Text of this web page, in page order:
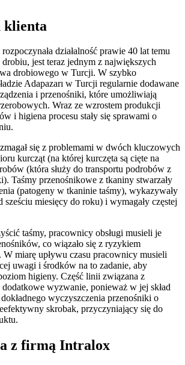
klienta
działalność prawie 40 lat temu
jest teraz jednym z największych
drobiowego w Turcji. W szybko
Adapazarı w Turcji regularnie dodawane
i przenośniki, które umożliwiają
Wraz ze wzrostem produkcji
i higiena procesu stały się sprawami o
się z problemami w dwóch kluczowych
kurcząt (na której kurczęta są cięte na
(która służy do transportu podrobów z
Taśmy przenośnikowe z tkaniny stwarzały
(patogeny w tkaninie taśmy), wykazywały
miesięcy do roku) i wymagały częstej
taśmy, pracownicy obsługi musieli je
co wiązało się z ryzykiem
W miarę upływu czasu pracownicy musieli
uwagi i środków na to zadanie, aby
higieny. Część linii związana z
dodatkowe wyzwanie, ponieważ w jej skład
wyczyszczenia przenośniki o
skrobak, przyczyniający się do
z firmą Intralox